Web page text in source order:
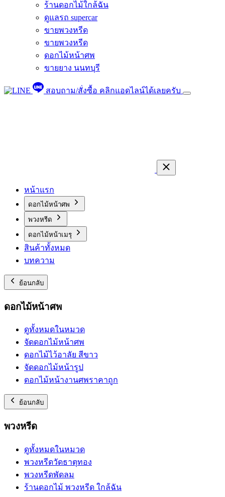
ร้านดอกไม้ใกล้ฉัน
ดูแลรถ supercar
ขายพวงหรีด
ขายพวงหรีด
ดอกไม้หน้าศพ
ขายยาง นนทบุรี
สอบถาม/สั่งซื้อ คลิกแอดไลน์ได้เลยครับ
หน้าแรก
ดอกไม้หน้าศพ
พวงหรีด
ดอกไม้หน้าเมรุ
สินค้าทั้งหมด
บทความ
ย้อนกลับ
ดอกไม้หน้าศพ
ดูทั้งหมดในหมวด
จัดดอกไม้หน้าศพ
ดอกไม้ไว้อาลัย สีขาว
จัดดอกไม้หน้ารูป
ดอกไม้หน้างานศพราคาถูก
ย้อนกลับ
พวงหรีด
ดูทั้งหมดในหมวด
พวงหรีดวัดธาตุทอง
พวงหรีดพัดลม
ร้านดอกไม้ พวงหรีด ใกล้ฉัน